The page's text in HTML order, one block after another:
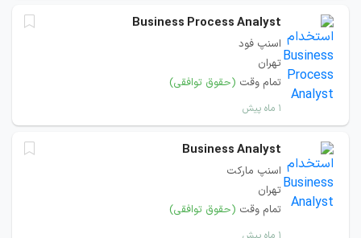
Business Process Analyst
اسنپ فود
تهران
تمام وقت (حقوق توافقی)
۱ ماه پیش
Business Analyst
اسنپ مارکت
تهران
تمام وقت (حقوق توافقی)